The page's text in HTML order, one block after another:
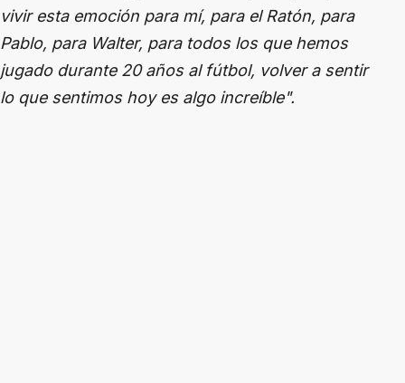
vivir esta emoción para mí, para el Ratón, para
Pablo, para Walter, para todos los que hemos
jugado durante 20 años al fútbol, volver a sentir
lo que sentimos hoy es algo increíble".